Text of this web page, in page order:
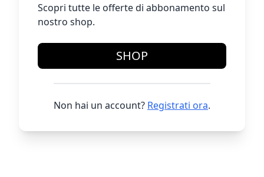
Scopri tutte le offerte di abbonamento sul
nostro shop.
SHOP
Non hai un account? Registrati ora.